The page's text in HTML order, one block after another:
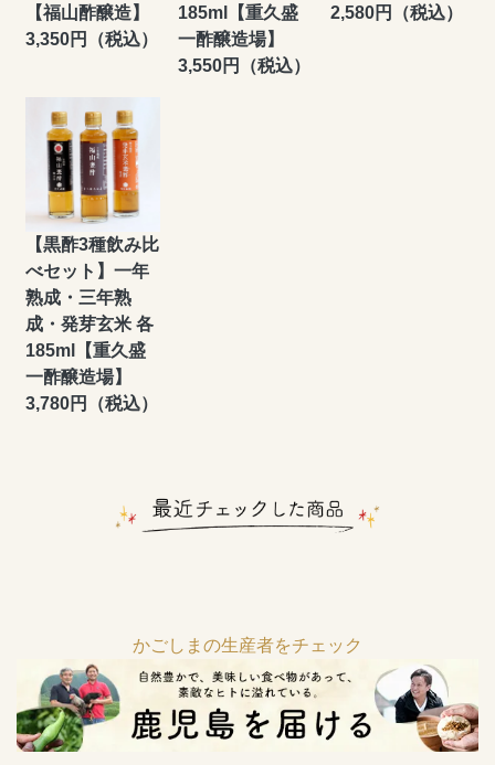
【福山酢醸造】
3,350円（税込）
185ml【重久盛
一酢醸造場】
3,550円（税込）
2,580円（税込）
【黒酢3種飲み比
べセット】一年
熟成・三年熟
成・発芽玄米 各
185ml【重久盛
一酢醸造場】
3,780円（税込）
かごしまの生産者をチェック